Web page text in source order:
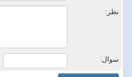
نظر:
سوال: